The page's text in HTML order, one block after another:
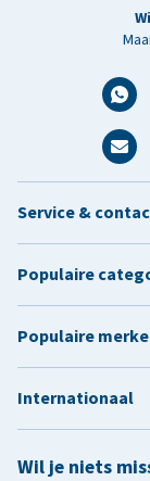
Wil je niets
Service &
Populaire
Populaire
Internationaal